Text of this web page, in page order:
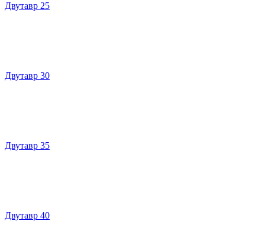
Двутавр 25
Двутавр 30
Двутавр 35
Двутавр 40